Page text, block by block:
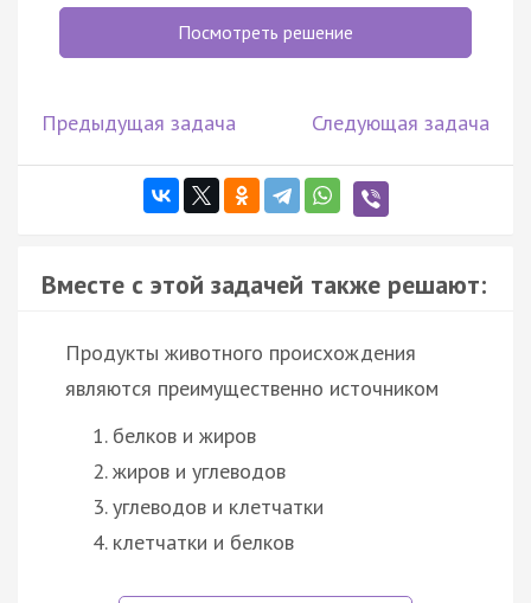
Посмотреть решение
Предыдущая задача Следующая задача
Вместе с этой задачей также решают:
Продукты животного происхождения
являются преимущественно источником
белков и жиров
жиров и углеводов
углеводов и клетчатки
клетчатки и белков